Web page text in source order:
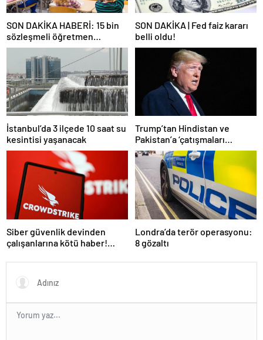
SON DAKİKA HABERİ: 15 bin
sözleşmeli öğretmen
atamasında sözlü sınava hak
kazanan adaylar açıklandı
SON DAKİKA | Fed faiz kararı
belli oldu!
İstanbul’da 3 ilçede 10 saat su
kesintisi yaşanacak
Trump’tan Hindistan ve
Pakistan’a ‘çatışmaları
durdurun’ çağrısı
Siber güvenlik devinden
çalışanlarına kötü haber!
Londra’da terör operasyonu:
8 gözaltı